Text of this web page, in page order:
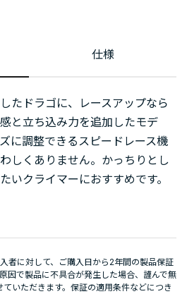
仕様
たドラゴに、レースアップなら
と立ち込み力を追加したモデ
に調整できるスピードレース機
しくありません。かっちりとし
いクライマーにおすすめです。
者に対して、ご購入日から2年間の製品保証
因で製品に不具合が発生した場合、謹んで無
いただきます。保証の適用条件などにつき